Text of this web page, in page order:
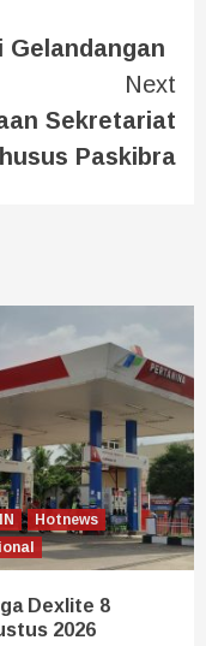
Gelandangan
Next
Sekretariat
Paskibra
Hotnews
Dexlite 8
2026